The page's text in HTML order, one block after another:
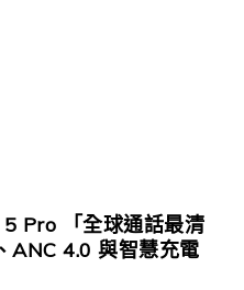
Pro 「全球通話最清
ANC 4.0 與智慧充電